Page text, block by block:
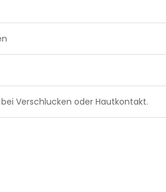
Verschlucken oder Hautkontakt.